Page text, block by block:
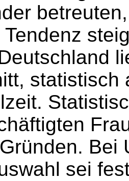
statistisch
Bei
sei